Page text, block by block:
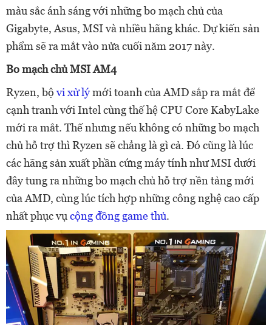
màu sắc ánh sáng với những bo mạch chủ của
Gigabyte, Asus, MSI và nhiều hãng khác. Dự kiến sản
phẩm sẽ ra mắt vào nửa cuối năm 2017 này.
Bo mạch chủ MSI AM4
Ryzen, bộvi xử lýmới toanh của AMD sắp ra mắt để
cạnh tranh với Intel cùng thế hệ CPU Core KabyLake
mới ra mắt. Thế nhưng nếu không có những bo mạch
chủ hỗ trợ thì Ryzen sẽ chẳng là gì cả. Đó cũng là lúc
các hãng sản xuất phần cứng máy tính như MSI dưới
đây tung ra những bo mạch chủ hỗ trợ nền tảng mới
của AMD, cùng lúc tích hợp những công nghệ cao cấp
nhất phục vụ cộng đồng game thủ.